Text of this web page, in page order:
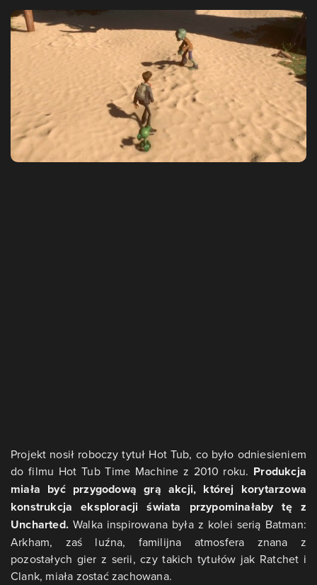
Projekt nosił roboczy tytuł Hot Tub, co było odniesieniem
do filmu Hot Tub Time Machine z 2010 roku. Produkcja
miała być przygodową grą akcji, której korytarzowa
konstrukcja eksploracji świata przypominałaby tę z
Uncharted. Walka inspirowana była z kolei serią Batman:
Arkham, zaś luźna, familijna atmosfera znana z
pozostałych gier z serii, czy takich tytułów jak Ratchet i
Clank, miała zostać zachowana.